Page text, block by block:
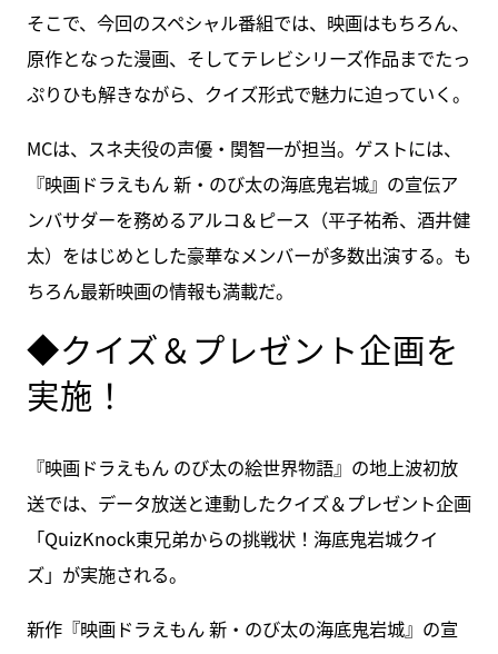
そこで、今回のスペシャル番組では、映画はもちろん、
原作となった漫画、そしてテレビシリーズ作品までたっ
ぷりひも解きながら、クイズ形式で魅力に迫っていく。
MCは、スネ夫役の声優・関智一が担当。ゲストには、
『映画ドラえもん 新・のび太の海底鬼岩城』の宣伝ア
ンバサダーを務めるアルコ＆ピース（平子祐希、酒井健
太）をはじめとした豪華なメンバーが多数出演する。も
ちろん最新映画の情報も満載だ。
◆クイズ＆プレゼント企画を
実施！
『映画ドラえもん のび太の絵世界物語』の地上波初放
送では、データ放送と連動したクイズ＆プレゼント企画
「QuizKnock東兄弟からの挑戦状！海底鬼岩城クイ
ズ」が実施される。
新作『映画ドラえもん 新・のび太の海底鬼岩城』の宣